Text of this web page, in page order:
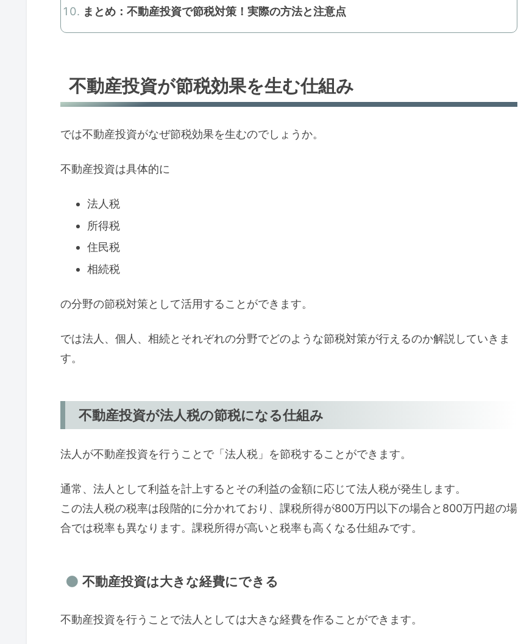
まとめ：不動産投資で節税対策！実際の方法と注意点
不動産投資が節税効果を生む仕組み
では不動産投資がなぜ節税効果を生むのでしょうか。
不動産投資は具体的に
法人税
所得税
住民税
相続税
の分野の節税対策として活用することができます。
では法人、個人、相続とそれぞれの分野でどのような節税対策が行えるのか解説していきま
す。
不動産投資が法人税の節税になる仕組み
法人が不動産投資を行うことで「法人税」を節税することができます。
通常、法人として利益を計上するとその利益の金額に応じて法人税が発生します。
この法人税の税率は段階的に分かれており、課税所得が800万円以下の場合と800万円超の場
合では税率も異なります。課税所得が高いと税率も高くなる仕組みです。
不動産投資は大きな経費にできる
不動産投資を行うことで法人としては大きな経費を作ることができます。